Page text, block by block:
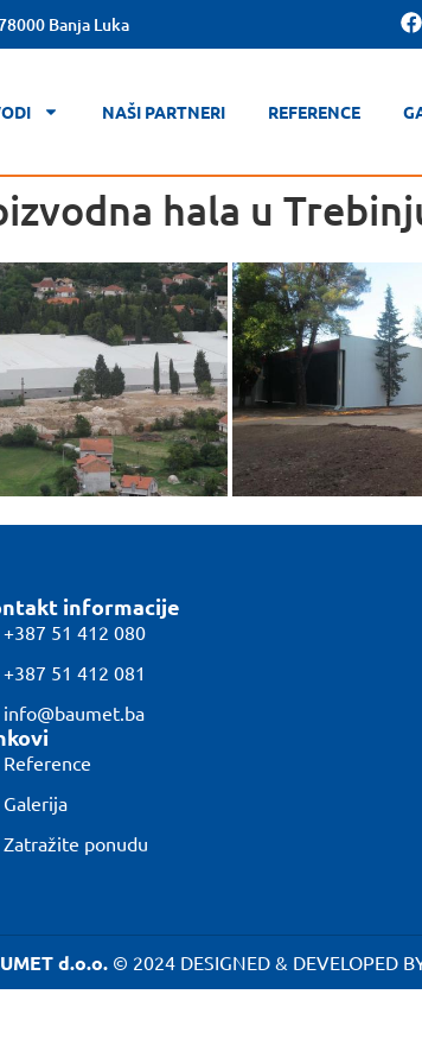
Banja Luka
NAŠI PARTNERI REFERENCE
hala u
informacije
+387 51 412 080
+387 51 412 081
info@baumet.ba
Reference
Galerija
Zatražite ponudu
d.o.o.© 2024 DESIGNED & DEVELOPED